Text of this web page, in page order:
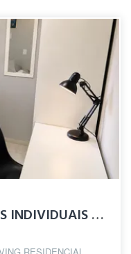
NIMO COLIVING-QUARTOS INDIVIDUAIS 10 MIN DO METRÔ SANTA CRUZ